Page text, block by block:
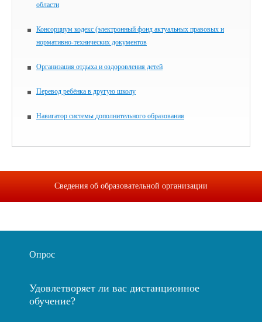
области
Консорциум кодекс (электронный фонд актуальных правовых и
нормативно-технических документов
Организация отдыха и оздоровления детей
Перевод ребёнка в другую школу
Навигатор системы дополнительного образования
Сведения об образовательной организации
Опрос
Удовлетворяет ли вас дистанционное
обучение?